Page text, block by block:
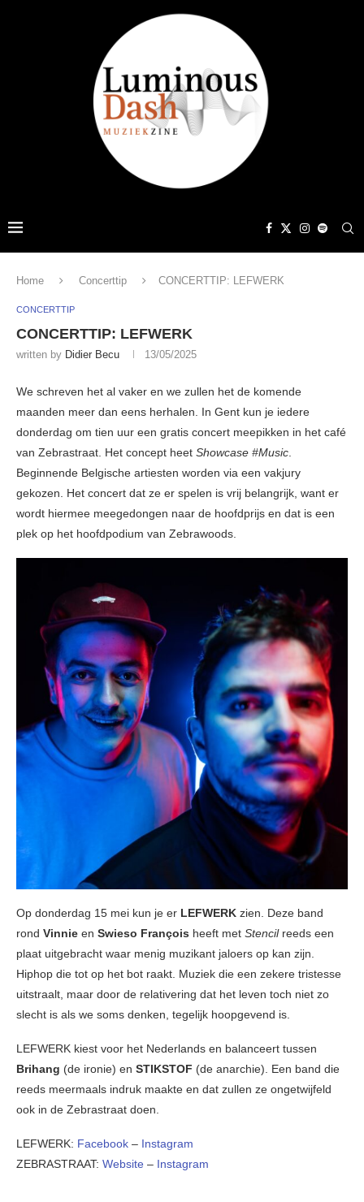
Home Concerttip CONCERTTIP: LEFWERK
CONCERTTIP
CONCERTTIP: LEFWERK
written by Didier Becu 13/05/2025
We schreven het al vaker en we zullen het de komende
maanden meer dan eens herhalen. In Gent kun je iedere
donderdag om tien uur een gratis concert meepikken in het café
van Zebrastraat. Het concept heet Showcase #Music.
Beginnende Belgische artiesten worden via een vakjury
gekozen. Het concert dat ze er spelen is vrij belangrijk, want er
wordt hiermee meegedongen naar de hoofdprijs en dat is een
plek op het hoofdpodium van Zebrawoods.
Op donderdag 15 mei kun je er LEFWERK zien. Deze band
rond Vinnie en Swieso François heeft met Stencilreeds een
plaat uitgebracht waar menig muzikant jaloers op kan zijn.
Hiphop die tot op het bot raakt. Muziek die een zekere tristesse
uitstraalt, maar door de relativering dat het leven toch niet zo
slecht is als we soms denken, tegelijk hoopgevend is.
LEFWERK kiest voor het Nederlands en balanceert tussen
Brihang (de ironie) en STIKSTOF (de anarchie). Een band die
reeds meermaals indruk maakte en dat zullen ze ongetwijfeld
ook in de Zebrastraat doen.
LEFWERK: Facebook – Instagram
ZEBRASTRAAT: Website – Instagram